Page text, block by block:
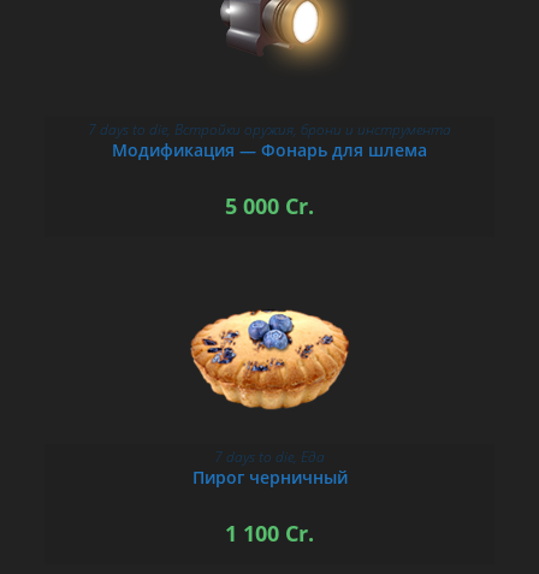
В КОРЗИНУ
7 days to die, Встройки оружия, брони и инструмента
Модификация — Фонарь для шлема
5 000 Cr.
В КОРЗИНУ
7 days to die, Еда
Пирог черничный
1 100 Cr.